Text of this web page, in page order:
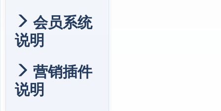
会员系统
说明
营销插件
说明